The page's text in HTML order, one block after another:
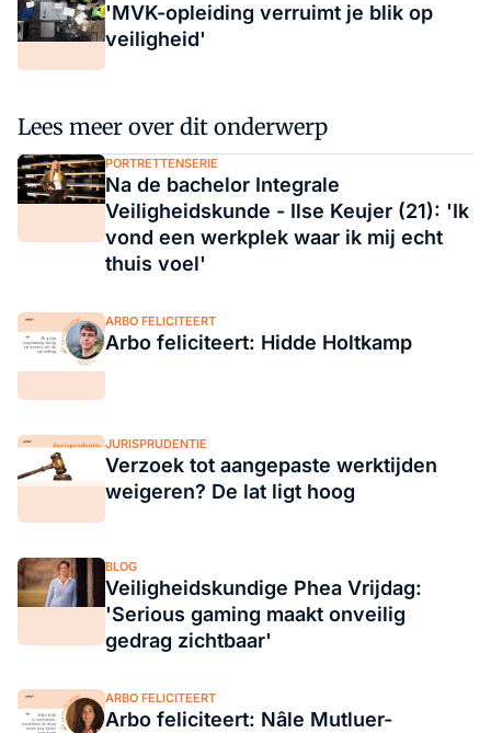
'MVK-opleiding verruimt je blik op
veiligheid'
Lees meer over dit onderwerp
PORTRETTENSERIE
Na de bachelor Integrale
Veiligheidskunde - Ilse Keujer (21): 'Ik
vond een werkplek waar ik mij echt
thuis voel'
ARBO FELICITEERT
Arbo feliciteert: Hidde Holtkamp
JURISPRUDENTIE
Verzoek tot aangepaste werktijden
weigeren? De lat ligt hoog
BLOG
Veiligheidskundige Phea Vrijdag:
'Serious gaming maakt onveilig
gedrag zichtbaar'
ARBO FELICITEERT
Arbo feliciteert: Nâle Mutluer-